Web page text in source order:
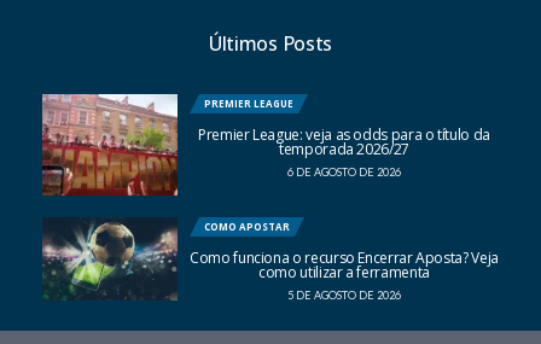
Últimos Posts
PREMIER LEAGUE
Premier League: veja as odds para o título da
temporada 2026/27
6 DE AGOSTO DE 2026
COMO APOSTAR
Como funciona o recurso Encerrar Aposta? Veja
como utilizar a ferramenta
5 DE AGOSTO DE 2026